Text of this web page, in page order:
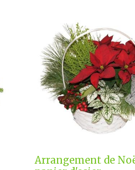
Arrangement de